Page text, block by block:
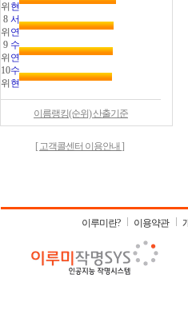
위 현
8
위
서
연
9
위
수
연
10
위
수
현
이름랭킹(순위) 산출기준
[ 고객콜센터 이용안내 ]
이루미란? 이용약관